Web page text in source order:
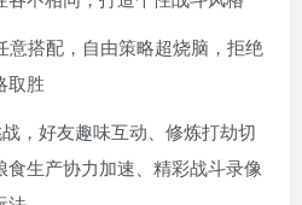
意搭配，自由策略超烧脑，拒绝
取胜
，好友趣味互动、修炼打劫切
生产协力加速、精彩战斗录像